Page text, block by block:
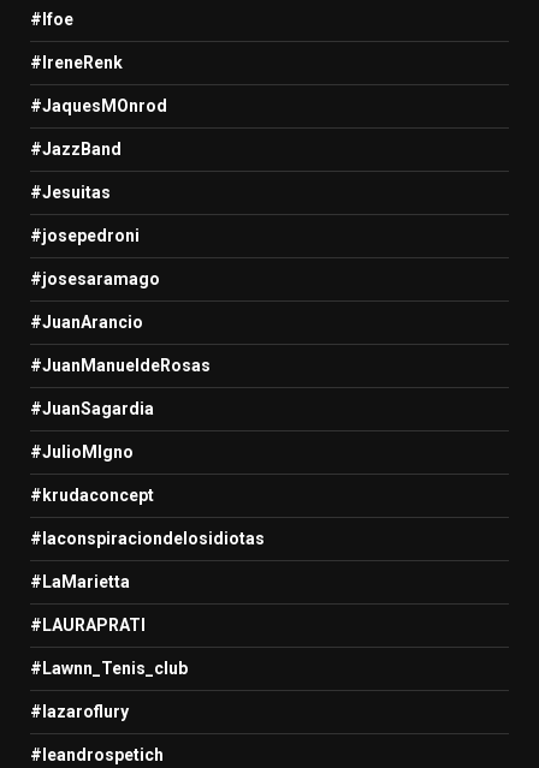
#Ifoe
#IreneRenk
#JaquesMOnrod
#JazzBand
#Jesuitas
#josepedroni
#josesaramago
#JuanArancio
#JuanManueldeRosas
#JuanSagardia
#JulioMIgno
#krudaconcept
#laconspiraciondelosidiotas
#LaMarietta
#LAURAPRATI
#Lawnn_Tenis_club
#lazaroflury
#leandrospetich